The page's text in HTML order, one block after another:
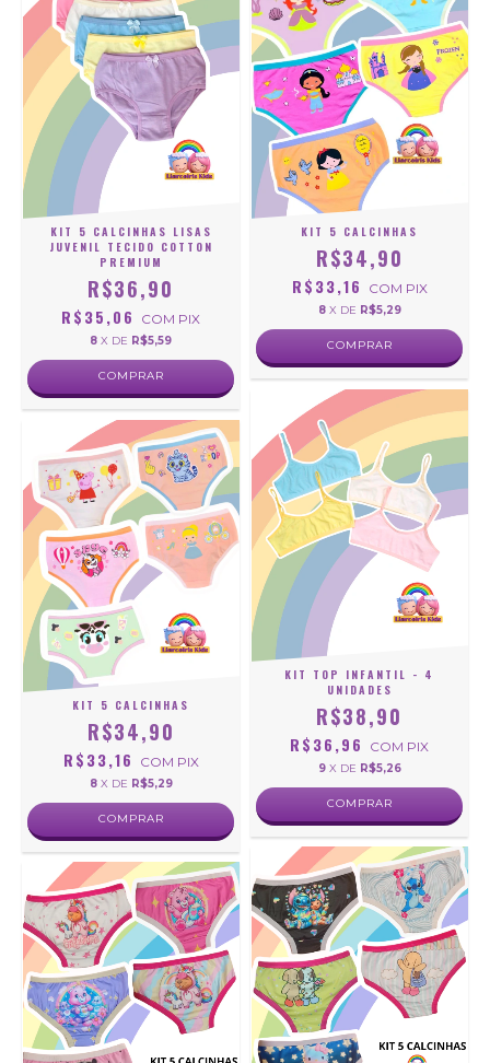
KIT 5 CALCINHAS LISAS
JUVENIL TECIDO COTTON
PREMIUM
R$36,90
R$35,06 COM PIX
8 X DE R$5,59
KIT 5 CALCINHAS
R$34,90
R$33,16 COM PIX
8 X DE R$5,29
COMPRAR
KIT 5 CALCINHAS
R$34,90
R$33,16 COM PIX
8 X DE R$5,29
COMPRAR
KIT TOP INFANTIL - 4
UNIDADES
R$38,90
R$36,96 COM PIX
9 X DE R$5,26
COMPRAR